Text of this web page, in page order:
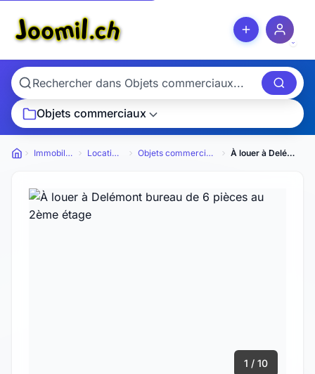
Objets commerciaux
Petites annonces
Immobilier Locations Objets commerciaux À louer à Delémont bureau de 6 pièces au 2ème étage
1 / 10